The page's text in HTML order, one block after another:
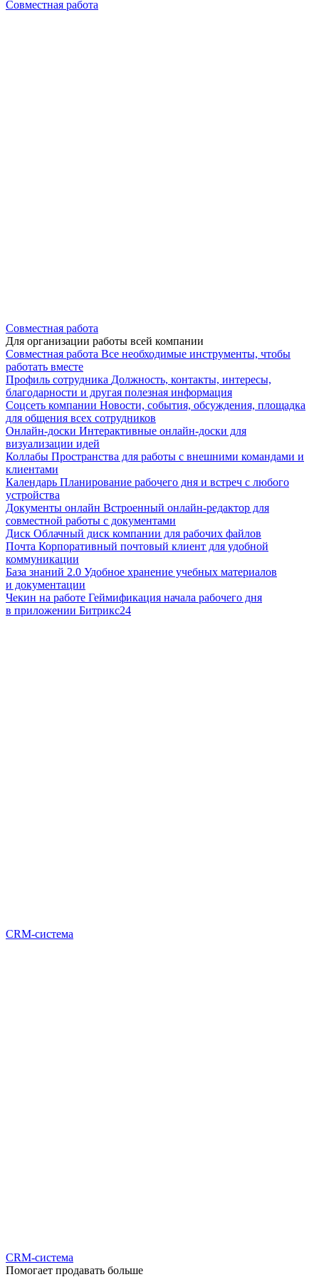
Совместная работа
Совместная работа
Для организации работы всей компании
Совместная работа Все необходимые инструменты, чтобы
работать вместе
Профиль сотрудника Должность, контакты, интересы,
благодарности и другая полезная информация
Соцсеть компании Новости, события, обсуждения, площадка
для общения всех сотрудников
Онлайн-доски Интерактивные онлайн-доски для
визуализации идей
Коллабы Пространства для работы с внешними командами и
клиентами
Календарь Планирование рабочего дня и встреч с любого
устройства
Документы онлайн Встроенный онлайн-редактор для
совместной работы с документами
Диск Облачный диск компании для рабочих файлов
Почта Корпоративный почтовый клиент для удобной
коммуникации
База знаний 2.0 Удобное хранение учебных материалов
и документации
Чекин на работе Геймификация начала рабочего дня
в приложении Битрикс24
CRM-система
CRM-система
Помогает продавать больше